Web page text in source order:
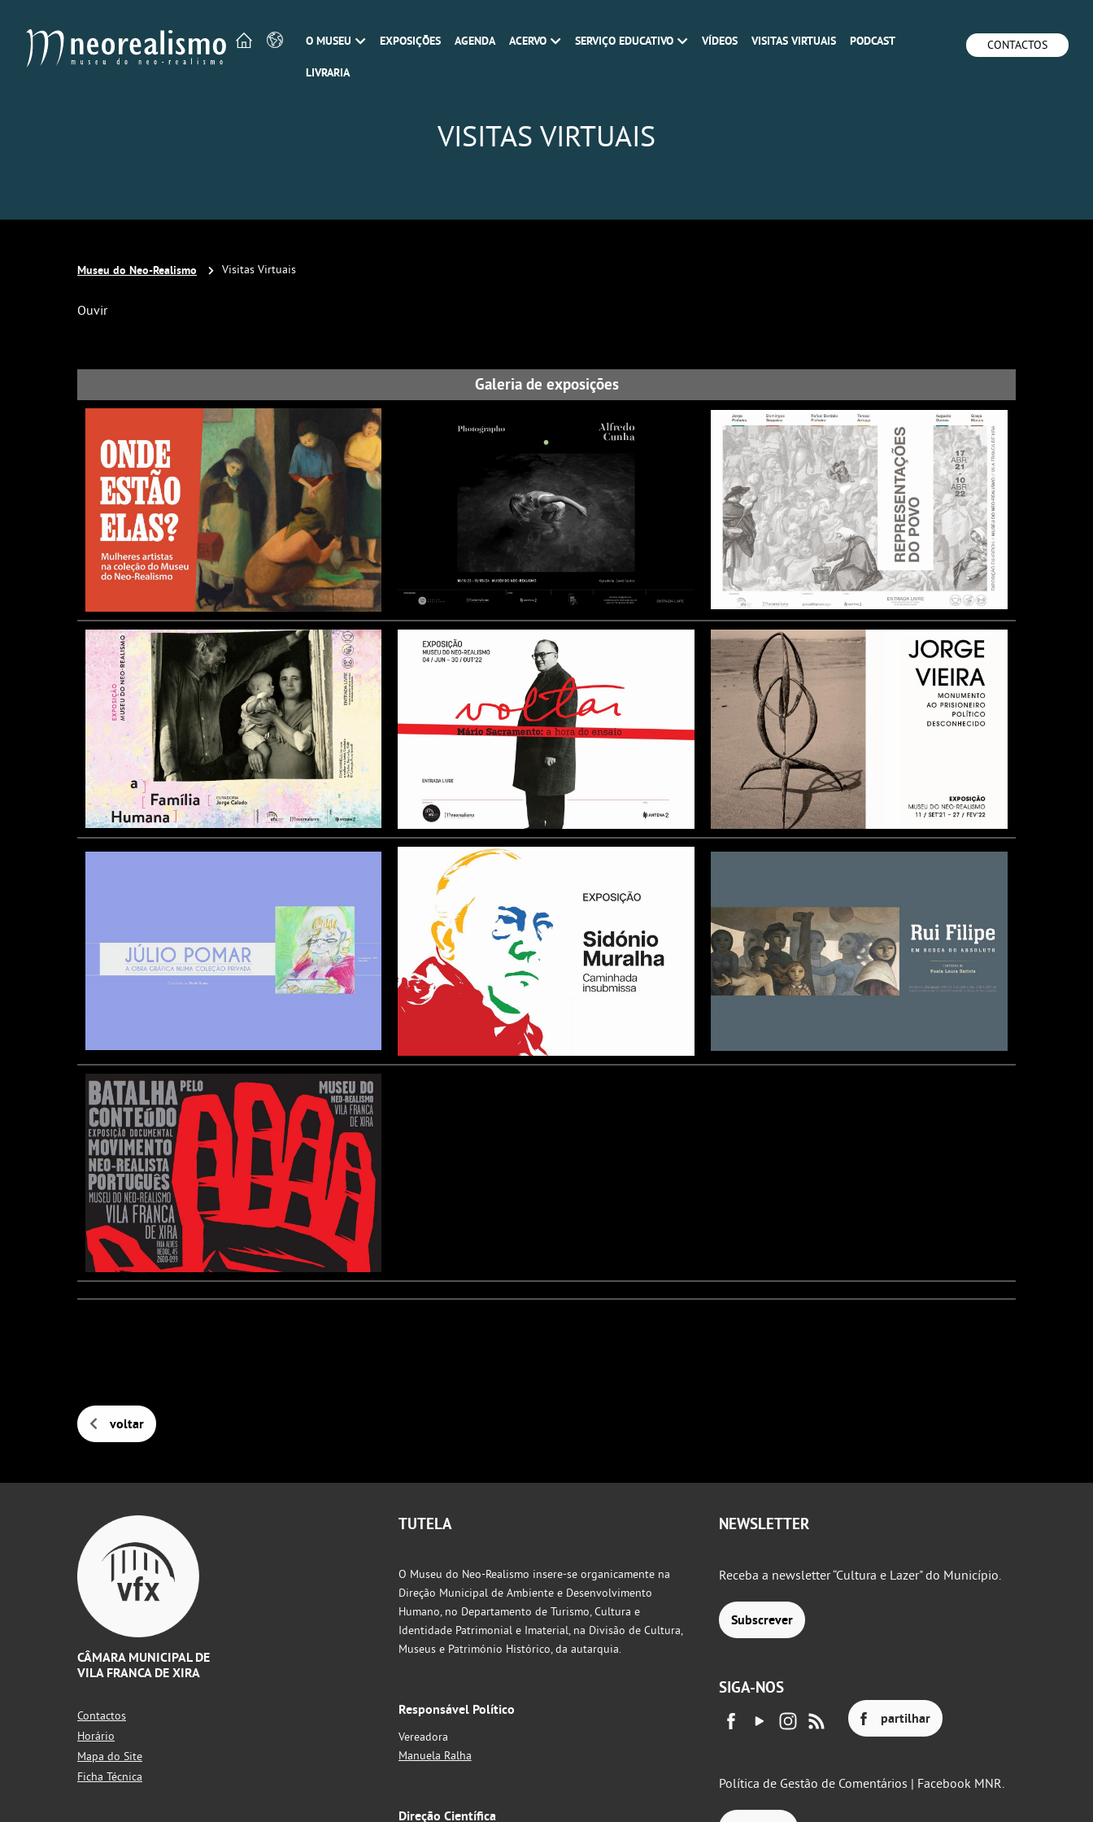
O MUSEU EXPOSIÇÕES AGENDA ACERVO SERVIÇO EDUCATIVO VÍDEOS VISITAS VIRTUAIS PODCAST
LIVRARIA
CONTACTOS
VISITAS VIRTUAIS
Museu do Neo-Realismo Visitas Virtuais
Ouvir
Galeria de exposições
voltar
CÂMARA MUNICIPAL DE
VILA FRANCA DE XIRA
Contactos
Horário
Mapa do Site
Ficha Técnica
TUTELA
O Museu do Neo-Realismo insere-se organicamente na
Direção Municipal de Ambiente e Desenvolvimento
Humano, no Departamento de Turismo, Cultura e
Identidade Patrimonial e Imaterial, na Divisão de Cultura,
Museus e Património Histórico, da autarquia.
Responsável Político
Vereadora
Manuela Ralha
Direção Científica
NEWSLETTER
Receba a newsletter “Cultura e Lazer" do Município.
Subscrever
SIGA-NOS
partilhar
Política de Gestão de Comentários | Facebook MNR.